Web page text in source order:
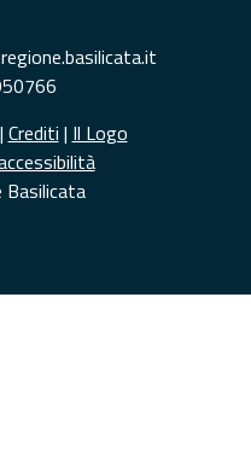
Crediti | Il Logo